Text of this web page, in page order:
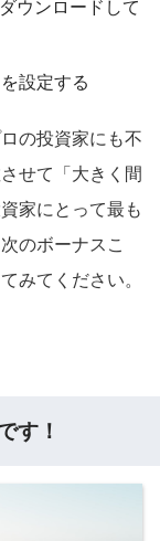
ウンロードして
設定する
の投資家にも不
せて「大きく間
家にとって最も
のボーナスこ
みてください。
す！